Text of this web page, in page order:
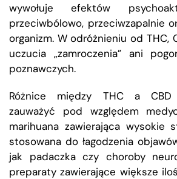
wywołuje efektów
przeciwbólowo, przeciwzapalnie
organizm. W odróżnieniu od THC,
uczucia „zamroczenia” ani
poznawczych.
Różnice między THC a CBD
zauważyć pod względem
marihuana zawierająca wysokie
stosowana do łagodzenia
jak padaczka czy choroby
preparaty zawierające większe